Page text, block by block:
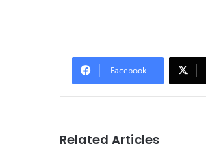
Facebook
Related Articles